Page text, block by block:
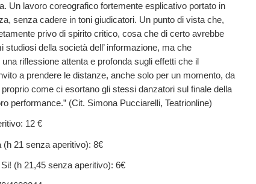
Un lavoro coreografico fortemente esplicativo portato in
senza cadere in toni giudicatori. Un punto di vista che,
privo di spirito critico, cosa che di certo avrebbe
studiosi della società dell’ informazione, ma che
riflessione attenta e profonda sugli effetti che il
a prendere le distanze, anche solo per un momento, da
come ci esortano gli stessi danzatori sul finale della
performance.” (Cit. Simona Pucciarelli, Teatrionline)
12 €
21 senza aperitivo): 8€
(h 21,45 senza aperitivo): 6€